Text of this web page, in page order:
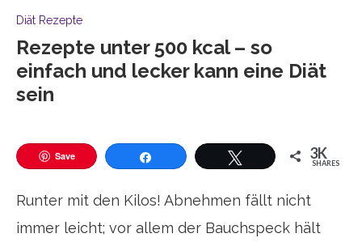
Diät Rezepte
Rezepte unter 500 kcal – so
einfach und lecker kann eine Diät
sein
Save 3K
SHARES
Runter mit den Kilos! Abnehmen fällt nicht
immer leicht; vor allem der Bauchspeck hält